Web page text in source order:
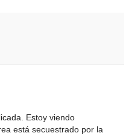
Estoy viendo
está secuestrado por la